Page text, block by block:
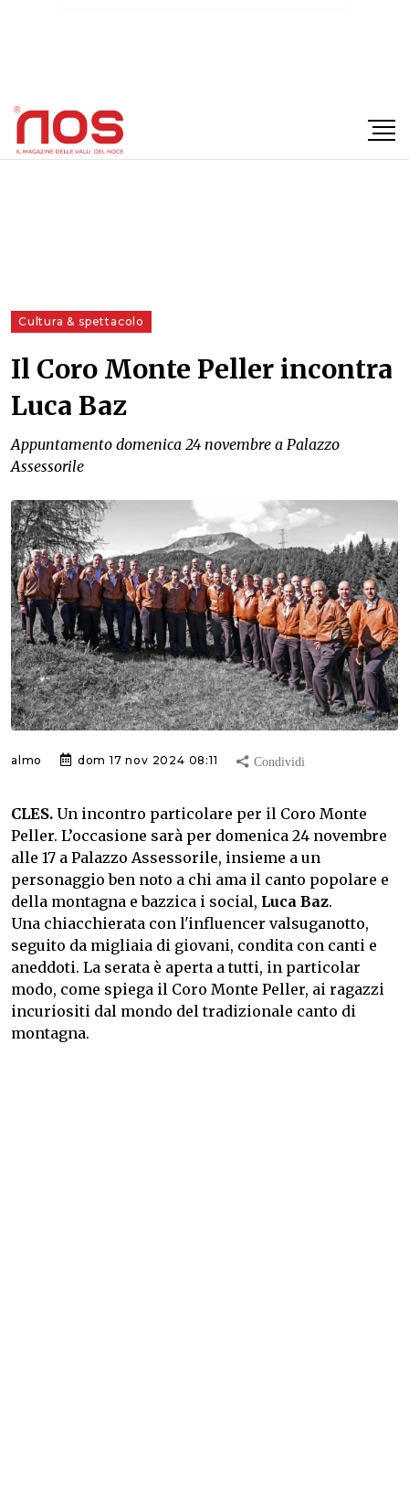
Cultura & spettacolo
Il Coro Monte Peller incontra
Luca Baz
Appuntamento domenica 24 novembre a Palazzo
Assessorile
almo dom 17 nov 2024 08:11
CLES. Un incontro particolare per il Coro Monte
Peller. L’occasione sarà per domenica 24 novembre
alle 17 a Palazzo Assessorile, insieme a un
personaggio ben noto a chi ama il canto popolare e
della montagna e bazzica i social, Luca Baz.
Una chiacchierata con l'influencer valsuganotto,
seguito da migliaia di giovani, condita con canti e
aneddoti. La serata è aperta a tutti, in particolar
modo, come spiega il Coro Monte Peller, ai ragazzi
incuriositi dal mondo del tradizionale canto di
montagna.